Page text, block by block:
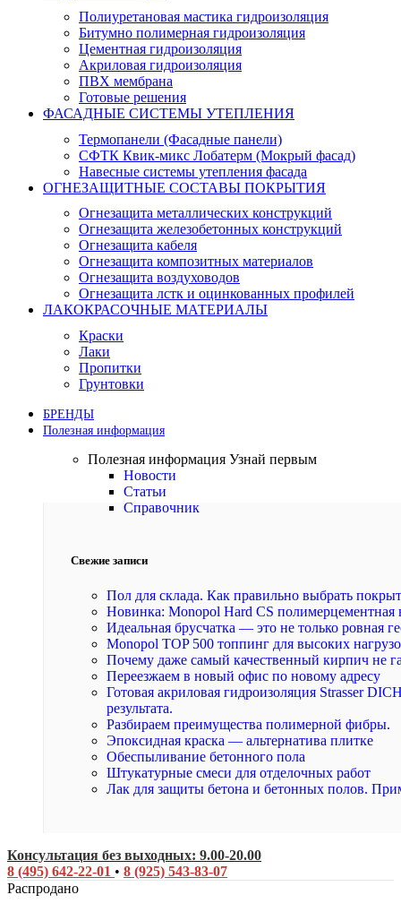
Полиуретановая мастика гидроизоляция
Битумно полимерная гидроизоляция
Цементная гидроизоляция
Акриловая гидроизоляция
ПВХ мембрана
Готовые решения
ФАСАДНЫЕ СИСТЕМЫ УТЕПЛЕНИЯ
Термопанели (Фасадные панели)
СФТК Квик-микс Лобатерм (Мокрый фасад)
Навесные системы утепления фасада
ОГНЕЗАЩИТНЫЕ СОСТАВЫ ПОКРЫТИЯ
Огнезащита металлических конструкций
Огнезащита железобетонных конструкций
Огнезащита кабеля
Огнезащита композитных материалов
Огнезащита воздуховодов
Огнезащита лстк и оцинкованных профилей
ЛАКОКРАСОЧНЫЕ МАТЕРИАЛЫ
Краски
Лаки
Пропитки
Грунтовки
БРЕНДЫ
Полезная информация
Полезная информация Узнай первым
Новости
Статьи
Справочник
Свежие записи
Пол для склада. Как правильно выбрать
Новинка: Monopol Hard CS полимерцементная
Идеальная брусчатка — это не только ровная
Monopol TOP 500 топпинг для высоких
Почему даже самый качественный кирпич не
Переезжаем в новый офис по новому адресу
Готовая акриловая гидроизоляция Strasser
результата.
Разбираем преимущества полимерной фибры.
Эпоксидная краска — альтернатива плитке
Обеспыливание бетонного пола
Штукатурные смеси для отделочных работ
Лак для защиты бетона и бетонных полов.
Консультация без выходных: 9.00-20.00
8 (495) 642-22-01 • 8 (925) 543-83-07
Распродано